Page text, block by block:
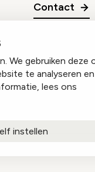
We gebruiken deze
te analyseren en
lees ons
instellen
Contact